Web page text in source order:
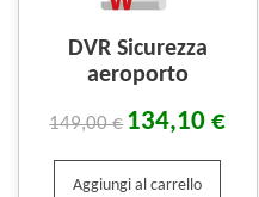
DVR Sicurezza
aeroporto
149,00€ 134,10€
Aggiungi al carrello